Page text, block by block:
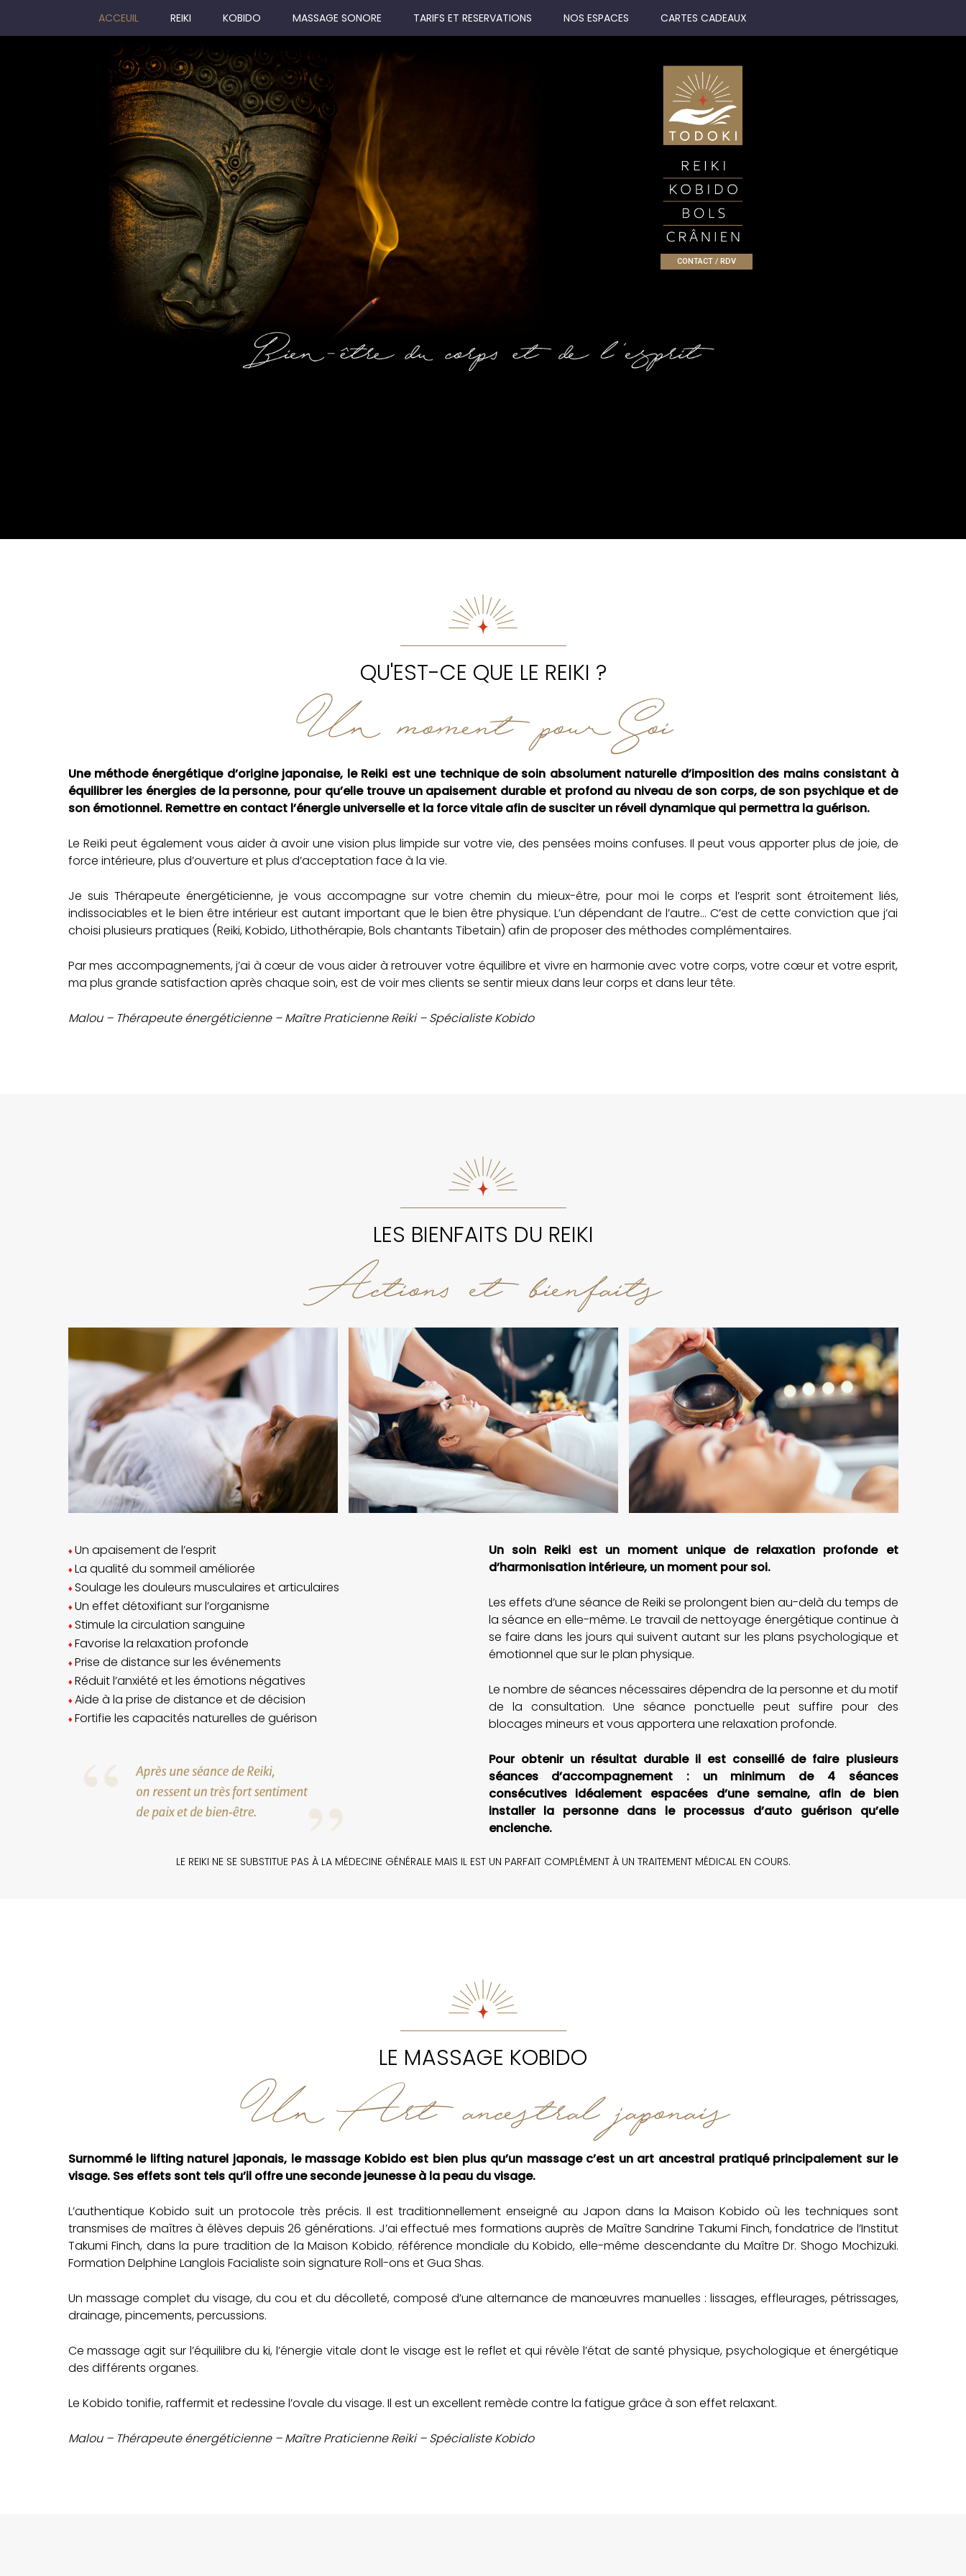
ACCEUIL REIKI KOBIDO MASSAGE SONORE TARIFS ET RESERVATIONS NOS ESPACES CARTES CADEAUX
CONTACT / RDV
QU'EST-CE QUE LE REIKI ?
Un moment pour Soi
Une méthode énergétique d’origine japonaise, le Reiki est une technique de soin absolument naturelle d’imposition des mains consistant à
équilibrer les énergies de la personne, pour qu’elle trouve un apaisement durable et profond au niveau de son corps, de son psychique et de
son émotionnel. Remettre en contact l’énergie universelle et la force vitale afin de susciter un réveil dynamique qui permettra la guérison.
Le Reïki peut également vous aider à avoir une vision plus limpide sur votre vie, des pensées moins confuses. Il peut vous apporter plus de joie, de
force intérieure, plus d’ouverture et plus d’acceptation face à la vie.
Je suis Thérapeute énergéticienne, je vous accompagne sur votre chemin du mieux-être, pour moi le corps et l’esprit sont étroitement liés,
indissociables et le bien être intérieur est autant important que le bien être physique. L’un dépendant de l’autre… C’est de cette conviction que j’ai
choisi plusieurs pratiques (Reiki, Kobido, Lithothérapie, Bols chantants Tibetain) afin de proposer des méthodes complémentaires.
Par mes accompagnements, j’ai à cœur de vous aider à retrouver votre équilibre et vivre en harmonie avec votre corps, votre cœur et votre esprit,
ma plus grande satisfaction après chaque soin, est de voir mes clients se sentir mieux dans leur corps et dans leur tête.
Malou – Thérapeute énergéticienne – Maître Praticienne Reiki – Spécialiste Kobido
LES BIENFAITS DU REIKI
Actions et bienfaits
♦ Un apaisement de l’esprit
♦ La qualité du sommeil améliorée
♦ Soulage les douleurs musculaires et articulaires
♦ Un effet détoxifiant sur l’organisme
♦ Stimule la circulation sanguine
♦ Favorise la relaxation profonde
♦ Prise de distance sur les événements
♦ Réduit l’anxiété et les émotions négatives
♦ Aide à la prise de distance et de décision
♦ Fortifie les capacités naturelles de guérison
Un soin Reiki est un moment unique de relaxation profonde et
d’harmonisation intérieure, un moment pour soi.
Les effets d’une séance de Reiki se prolongent bien au-delà du temps de
la séance en elle-même. Le travail de nettoyage énergétique continue à
se faire dans les jours qui suivent autant sur les plans psychologique et
émotionnel que sur le plan physique.
Le nombre de séances nécessaires dépendra de la personne et du motif
de la consultation. Une séance ponctuelle peut suffire pour des
blocages mineurs et vous apportera une relaxation profonde.
Pour obtenir un résultat durable il est conseillé de faire plusieurs
séances d’accompagnement : un minimum de 4 séances
consécutives idéalement espacées d’une semaine, afin de bien
installer la personne dans le processus d’auto guérison qu’elle
enclenche.
LE REIKI NE SE SUBSTITUE PAS À LA MÉDECINE GÉNÉRALE MAIS IL EST UN PARFAIT COMPLÉMENT À UN TRAITEMENT MÉDICAL EN COURS.
LE MASSAGE KOBIDO
Un Art ancestral japonais
Surnommé le lifting naturel japonais, le massage Kobido est bien plus qu’un massage c’est un art ancestral pratiqué principalement sur le
visage. Ses effets sont tels qu’il offre une seconde jeunesse à la peau du visage.
L’authentique Kobido suit un protocole très précis. Il est traditionnellement enseigné au Japon dans la Maison Kobido où les techniques sont
transmises de maîtres à élèves depuis 26 générations. J’ai effectué mes formations auprès de Maître Sandrine Takumi Finch, fondatrice de l’Institut
Takumi Finch, dans la pure tradition de la Maison Kobido,référence mondiale du Kobido, elle-même descendante du Maître Dr. Shogo Mochizuki.
Formation Delphine Langlois Facialiste soin signature Roll-ons et Gua Shas.
Un massage complet du visage, du cou et du décolleté, composé d’une alternance de manœuvres manuelles : lissages, effleurages, pétrissages,
drainage, pincements, percussions.
Ce massage agit sur l’équilibre du ki, l’énergie vitale dont le visage est le reflet et qui révèle l’état de santé physique, psychologique et énergétique
des différents organes.
Le Kobido tonifie, raffermit et redessine l’ovale du visage. Il est un excellent remède contre la fatigue grâce à son effet relaxant.
Malou – Thérapeute énergéticienne – Maître Praticienne Reiki – Spécialiste Kobido